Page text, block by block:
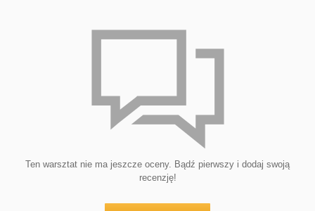
Ten warsztat nie ma jeszcze oceny. Bądź pierwszy i dodaj swoją
recenzję!